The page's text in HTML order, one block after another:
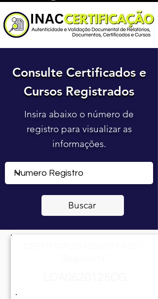
Consulte Certificados e
Cursos Registrados
Consulte Certificados e
Cursos Registrados
Insira abaixo o número de
registro para visualizar as
informações.
Buscar